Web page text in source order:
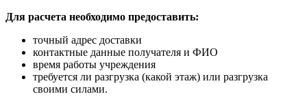
Для расчета необходимо предоставить:
точный адрес доставки
контактные данные получателя и ФИО
время работы учреждения
требуется ли разгрузка (какой этаж) или разгрузка
своими силами.